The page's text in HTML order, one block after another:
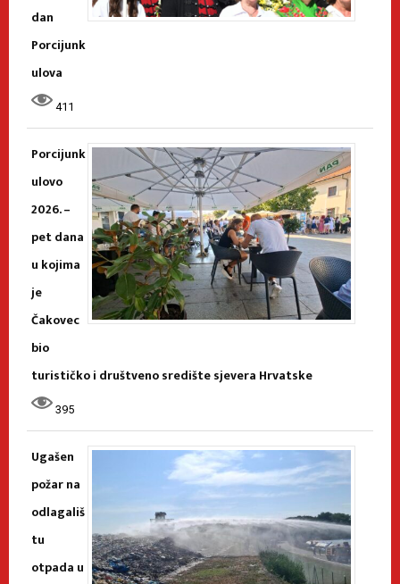
dan
Porcijunk
ulova
411
Porcijunk
ulovo
2026. –
pet dana
u kojima
je
Čakovec
bio
turističko i društveno središte sjevera Hrvatske
395
Ugašen
požar na
odlagališ
tu
otpada u